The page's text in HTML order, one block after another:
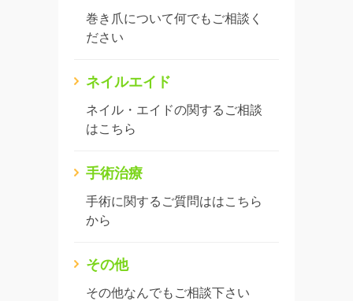
巻き爪について何でもご相談く
ださい
ネイルエイド
ネイル・エイドの関するご相談
はこちら
手術治療
手術に関するご質問ははこちら
から
その他
その他なんでもご相談下さい